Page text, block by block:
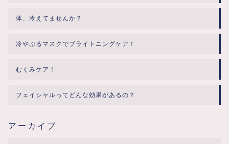
体、冷えてませんか？
冷やぷるマスクでブライトニングケア！
むくみケア！
フェイシャルってどんな効果があるの？
アーカイブ